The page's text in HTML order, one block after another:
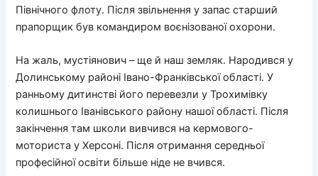
Північного флоту. Після звільнення у запас старший
прапорщик був командиром воєнізованої охорони.
На жаль, мустіянович – ще й наш земляк. Народився у
Долинському районі Івано-Франківської області. У
ранньому дитинстві його перевезли у Трохимівку
колишнього Іванівського району нашої області. Після
закінчення там школи вивчився на кермового-
моториста у Херсоні. Після отримання середньої
професійної освіти більше ніде не вчився.